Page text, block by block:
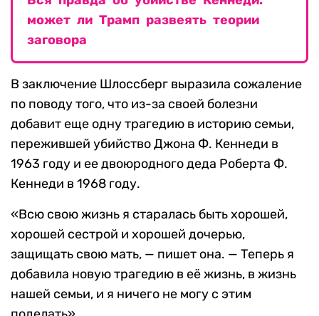
может ли Трамп развеять теории
заговора
В заключение Шлоссберг выразила сожаление
по поводу того, что из-за своей болезни
добавит еще одну трагедию в историю семьи,
пережившей убийство Джона Ф. Кеннеди в
1963 году и ее двоюродного деда Роберта Ф.
Кеннеди в 1968 году.
«Всю свою жизнь я старалась быть хорошей,
хорошей сестрой и хорошей дочерью,
защищать свою мать, — пишет она. — Теперь я
добавила новую трагедию в её жизнь, в жизнь
нашей семьи, и я ничего не могу с этим